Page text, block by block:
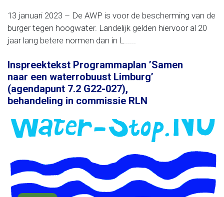
13 januari 2023 – De AWP is voor de bescherming van de
burger tegen hoogwater. Landelijk gelden hiervoor al 20
jaar lang betere normen dan in L......
Inspreektekst Programmaplan ’Samen
naar een waterrobuust Limburg’
(agendapunt 7.2 G22-027),
behandeling in commissie RLN